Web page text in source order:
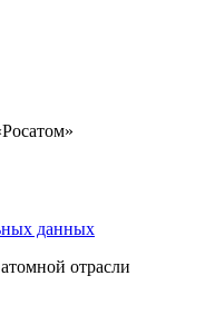
данных
отрасли